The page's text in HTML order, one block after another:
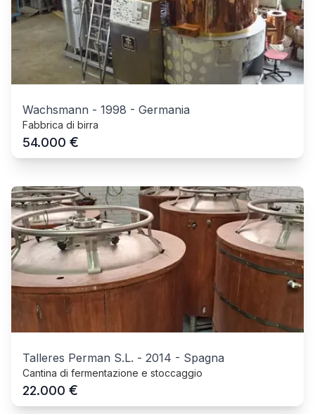
Wachsmann - 1998 - Germania
Fabbrica di birra
54.000 €
Talleres Perman S.L. - 2014 - Spagna
Cantina di fermentazione e stoccaggio
22.000 €